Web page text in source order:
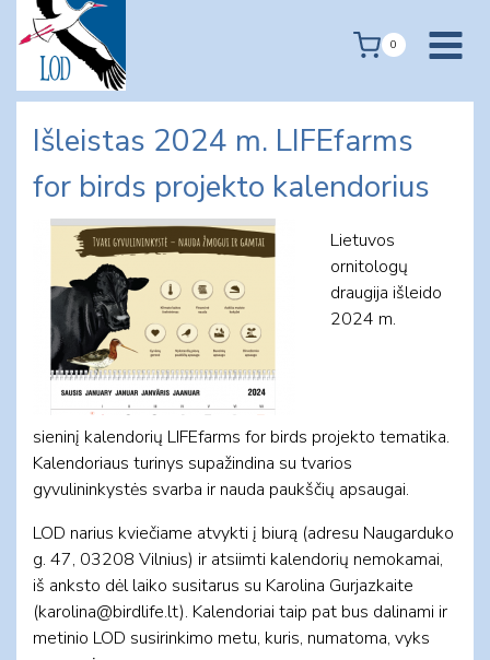
content
0
Išleistas 2024 m. LIFEfarms
for birds projekto kalendorius
Lietuvos
ornitologų
draugija išleido
2024 m.
sieninį kalendorių LIFEfarms for birds projekto tematika.
Kalendoriaus turinys supažindina su tvarios
gyvulininkystės svarba ir nauda paukščių apsaugai.
LOD narius kviečiame atvykti į biurą (adresu Naugarduko
g. 47, 03208 Vilnius) ir atsiimti kalendorių nemokamai,
iš anksto dėl laiko susitarus su Karolina Gurjazkaite
(karolina@birdlife.lt). Kalendoriai taip pat bus dalinami ir
metinio LOD susirinkimo metu, kuris, numatoma, vyks